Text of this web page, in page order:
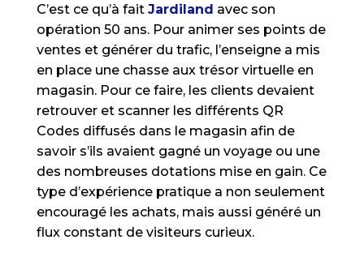
C’est ce qu’à fait Jardiland avec son
opération 50 ans. Pour animer ses points de
ventes et générer du trafic, l’enseigne a mis
en place une chasse aux trésor virtuelle en
magasin. Pour ce faire, les clients devaient
retrouver et scanner les différents QR
Codes diffusés dans le magasin afin de
savoir s’ils avaient gagné un voyage ou une
des nombreuses dotations mise en gain. Ce
type d’expérience pratique a non seulement
encouragé les achats, mais aussi généré un
flux constant de visiteurs curieux.